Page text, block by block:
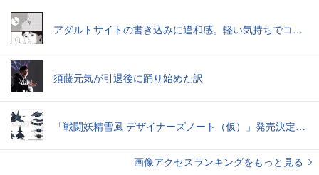
アダルトサイトの書き込みに違和感。軽い気持ちでコメントしてみると…／近畿地方のある場所について（1）
須藤元気が引退後に踊り始めた訳
「戦闘妖精雪風 デザイナーズノート（仮）」発売決定スーパーシルフやメイヴといった名機たちの“線”の妙味
画像アクセスランキングをもっと見る